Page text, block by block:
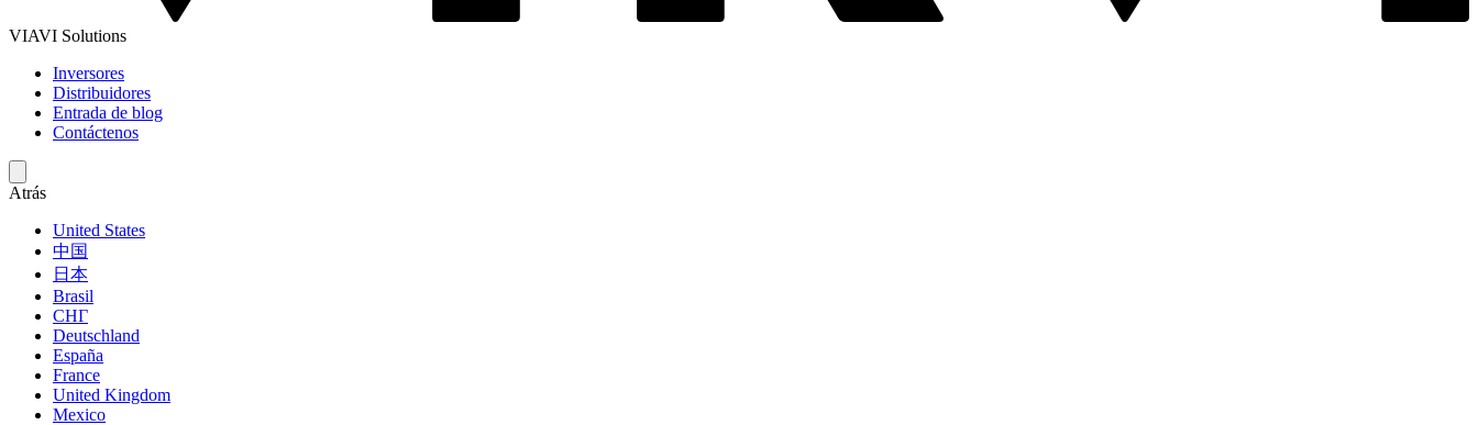
VIAVI Solutions
Inversores
Distribuidores
Entrada de blog
Contáctenos
Atrás
United States
中国
日本
Brasil
СНГ
Deutschland
España
France
United Kingdom
Mexico